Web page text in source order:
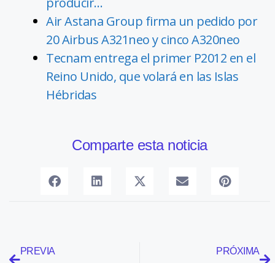
Air Astana Group firma un pedido por
20 Airbus A321neo y cinco A320neo
Tecnam entrega el primer P2012 en el
Reino Unido, que volará en las Islas
Hébridas
Comparte esta noticia
PREVIA PRÓXIMA